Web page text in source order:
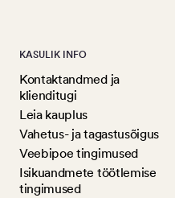
KASULIK INFO
Kontaktandmed ja
klienditugi
Leia kauplus
Vahetus- ja tagastusõigus
Veebipoe tingimused
Isikuandmete töötlemise
tingimused